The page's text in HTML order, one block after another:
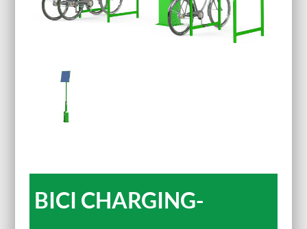
BICI CHARGING-